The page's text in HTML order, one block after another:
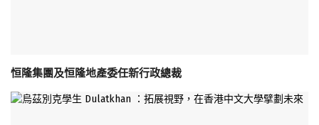
恒隆集團及恒隆地產委任新行政總裁